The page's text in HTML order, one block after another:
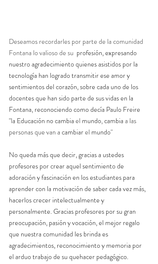
Deseamos recordarles por parte de la comunidad
Fontana lo valioso de su profesión, expresando
nuestro agradecimiento quienes asistidos por la
tecnología han logrado transmitir ese amor y
sentimientos del corazón, sobre cada uno de los
docentes que han sido parte de sus vidas en la
Fontana, reconociendo como decía Paulo Freire
"la Educación no cambia el mundo, cambia a las
personas que van a cambiar el mundo"
No queda más que decir, gracias a ustedes
profesores por crear aquel sentimiento de
adoración y fascinación en los estudiantes para
aprender con la motivación de saber cada vez más,
hacerlos crecer intelectualmente y
personalmente. Gracias profesores por su gran
preocupación, pasión y vocación, el mejor regalo
que nuestra comunidad les brinda es
agradecimientos, reconocimiento y memoria por
el arduo trabajo de su quehacer pedagógico.